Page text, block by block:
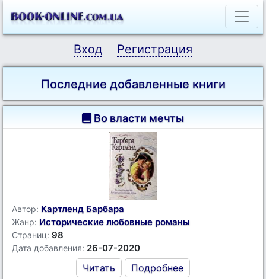
Вход Регистрация
Последние добавленные книги
Во власти мечты
Автор: Картленд Барбара
Жанр: Исторические любовные романы
Страниц: 98
Дата добавления: 26-07-2020
Читать Подробнее